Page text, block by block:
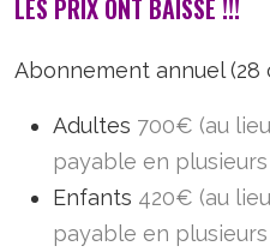
LES PRIX ONT BAISSÉ !!!
Abonnement annuel
Adultes 700€ (au
payable en
Enfants 420€ (au
payable en